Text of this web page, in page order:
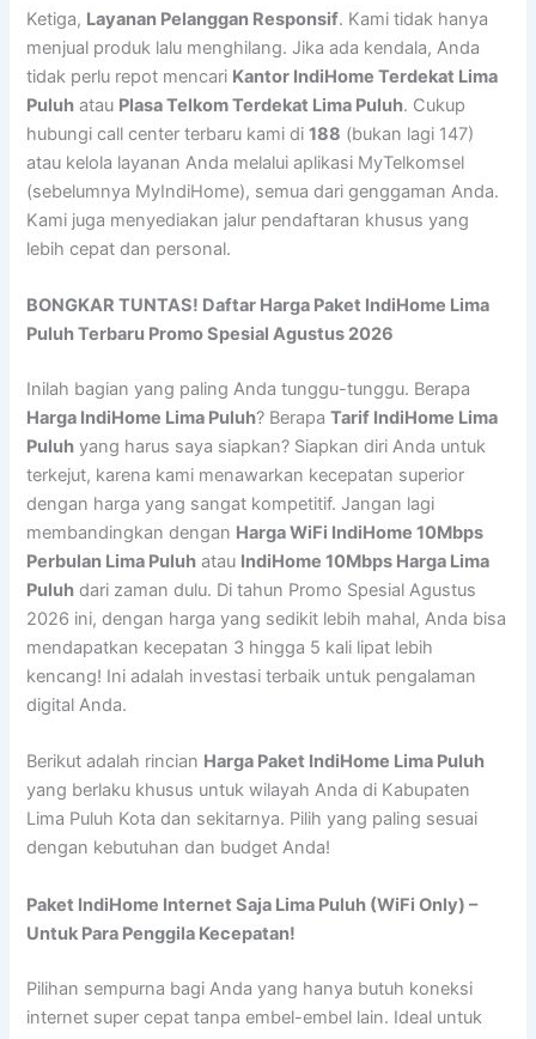
Ketiga, Layanan Pelanggan Responsif. Kami tidak hanya
menjual produk lalu menghilang. Jika ada kendala, Anda
tidak perlu repot mencari Kantor IndiHome Terdekat Lima
Puluh atau Plasa Telkom Terdekat Lima Puluh. Cukup
hubungi call center terbaru kami di188 (bukan lagi 147)
atau kelola layanan Anda melalui aplikasi MyTelkomsel
(sebelumnya MyIndiHome), semua dari genggaman Anda.
Kami juga menyediakan jalur pendaftaran khusus yang
lebih cepat dan personal.
BONGKAR TUNTAS! Daftar Harga Paket IndiHome Lima
Puluh Terbaru Promo Spesial Agustus 2026
Inilah bagian yang paling Anda tunggu-tunggu. Berapa
Harga IndiHome Lima Puluh? BerapaTarif IndiHome Lima
Puluh yang harus saya siapkan? Siapkan diri Anda untuk
terkejut, karena kami menawarkan kecepatan superior
dengan harga yang sangat kompetitif. Jangan lagi
membandingkan dengan Harga WiFi IndiHome 10Mbps
Perbulan Lima Puluh atau IndiHome 10Mbps Harga Lima
Puluh dari zaman dulu. Di tahun Promo Spesial Agustus
2026 ini, dengan harga yang sedikit lebih mahal, Anda bisa
mendapatkan kecepatan 3 hingga 5 kali lipat lebih
kencang! Ini adalah investasi terbaik untuk pengalaman
digital Anda.
Berikut adalah rincian Harga Paket IndiHome Lima Puluh
yang berlaku khusus untuk wilayah Anda di Kabupaten
Lima Puluh Kota dan sekitarnya. Pilih yang paling sesuai
dengan kebutuhan dan budget Anda!
Paket IndiHome Internet Saja Lima Puluh (WiFi Only) –
Untuk Para Penggila Kecepatan!
Pilihan sempurna bagi Anda yang hanya butuh koneksi
internet super cepat tanpa embel-embel lain. Ideal untuk